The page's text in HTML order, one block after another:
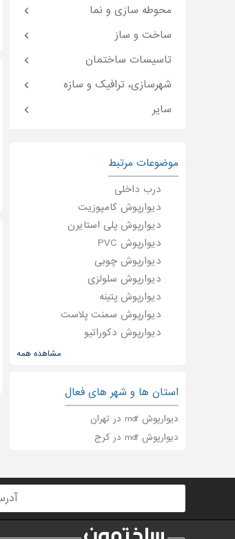
محوطه سازی و نما
ساخت و ساز
تاسیسات ساختمان
شهرسازی، ترافیک و سازه
سایر
موضوعات مرتبط
درب داخلی
دیوارپوش کامپوزیت
دیوارپوش پلی استایرن
دیوارپوش PVC
دیوارپوش چوبی
دیوارپوش سلولزی
دیوارپوش پتینه
دیوارپوش سمنت پلاست
دیوارپوش دکوراتیو
دیوارپوش سنگی
دیوار پوش
کابینت آشپزخانه MDF
پارتیشن MDF
مشاهده همه
استان ها و شهر های فعال
دیوارپوش mdf در تهران
دیوارپوش mdf در کرج